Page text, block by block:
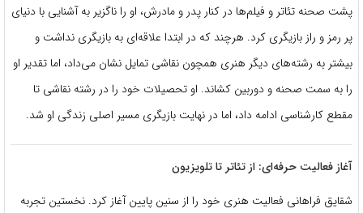
پشت صحنه تئاتر و فیلم‌ها در کنار پدر و مادرش، او را ناگزیر به آشنایی با دنیای
پر رمز و راز بازیگری کرد. هرچند که در ابتدا علاقه‌ای به بازیگری نداشت و
بیشتر به رشته‌های دیگر هنری همچون نقاشی تمایل نشان می‌داد، اما تقدیر او
را به سمت صحنه و دوربین کشاند. او تحصیلات خود را در رشته نقاشی تا
مقطع کارشناسی ادامه داد، اما در نهایت بازیگری مسیر اصلی زندگی او شد.
آغاز فعالیت حرفه‌ای: از تئاتر تا تلویزیون
شقایق فراهانی فعالیت هنری خود را از سنین پایین آغاز کرد. نخستین تجربه